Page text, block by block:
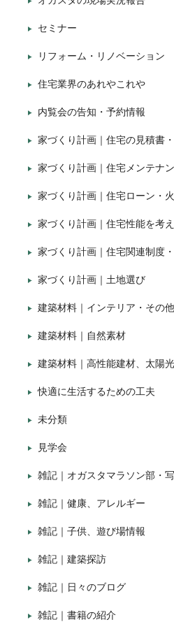
セミナー
リフォーム・リノベーション
住宅業界のあれやこれや
内覧会の告知・予約情報
家づくり計画｜住宅の見積書
家づくり計画｜住宅メンテナ
家づくり計画｜住宅ローン・
家づくり計画｜住宅性能を考
家づくり計画｜住宅関連制度
家づくり計画｜土地選び
建築材料｜インテリア・その他
建築材料｜自然素材
建築材料｜高性能建材、太陽
快適に生活するための工夫
未分類
見学会
雑記｜オガスタマラソン部・
雑記｜健康、アレルギー
雑記｜子供、遊び場情報
雑記｜建築探訪
雑記｜日々のブログ
雑記｜書籍の紹介